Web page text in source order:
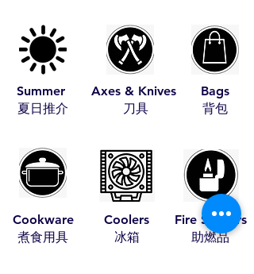
Summer
​夏日推介
Axes & Knives
​刀具
Bags
​背包
Cookware
​煮食用具
Coolers
​冰箱
Fire Starters
​助燃品